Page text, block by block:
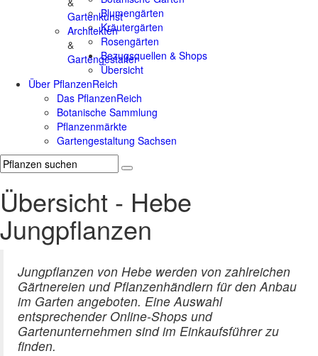
Gartenkunst
Architekten
&
Gartengestalter
Blumengärten
Kräutergärten
Rosengärten
Bezugsquellen & Shops
Übersicht
Über PflanzenReich
Das PflanzenReich
Botanische Sammlung
Pflanzenmärkte
Gartengestaltung Sachsen
Übersicht - Hebe
Jungpflanzen
Jungpflanzen von Hebe werden von zahlreichen
Gärtnereien und Pflanzenhändlern für den Anbau
im Garten angeboten. Eine Auswahl
entsprechender Online-Shops und
Gartenunternehmen sind im Einkaufsführer zu
finden.